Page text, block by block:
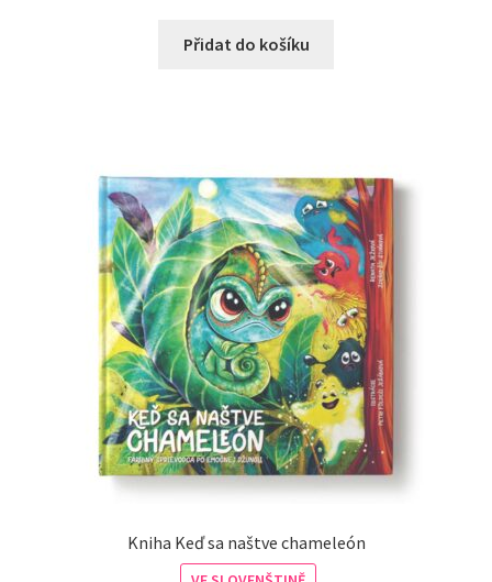
Přidat do košíku
Kniha Keď sa naštve chameleón